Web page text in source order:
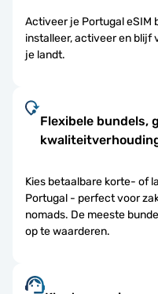
Activeer je Portugal eSIM
installeer, activeer en
je landt.
Flexibele bundels,
Kies betaalbare korte- of
Portugal - perfect voor
nomads. De meeste
op te waarderen.